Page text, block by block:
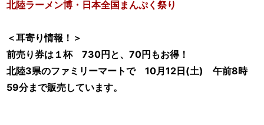
北陸ラーメン博・日本全国まんぷく祭り
＜耳寄り情報！＞
前売り券は１杯 730円 と、70円もお得！
北陸3県のファミリーマートで 10月12日(土) 午前8時
59分まで販売しています。